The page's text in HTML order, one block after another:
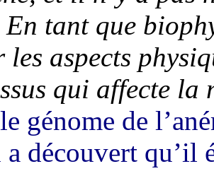
tant que
les aspects
qui affecte la
génome de
découvert qu’il